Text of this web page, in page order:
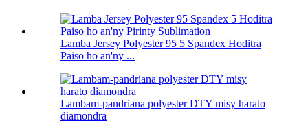
Lamba Jersey Polyester 95 5 Spandex Hoditra
Paiso ho an'ny ...
Lambam-pandriana polyester DTY misy harato
diamondra